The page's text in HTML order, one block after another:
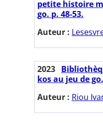
petite histoire
go. p. 48-53.
Auteur :
2023
kos au jeu de
Auteur : Riou